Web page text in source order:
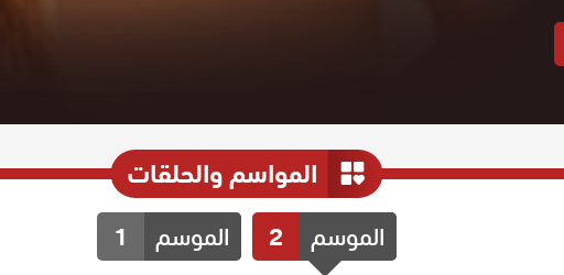
المواسم والحلقات
الموسم 2 الموسم 1